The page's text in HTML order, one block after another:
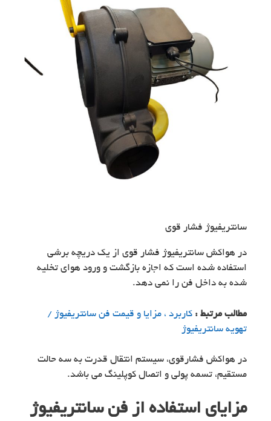
سانتریفیوژ فشار قوی
در هواکش سانتریفیوژ فشار قوی از یک دریچه برشی
استفاده شده است که اجازه بازگشت و ورود هوای تخلیه
شده به داخل فن را نمی دهد.
مطالب مرتبط : کاربرد ، مزایا و قیمت فن سانتریفیوژ /
تهویه سانتریفیوژ
در هواکش فشارقوی، سیستم انتقال قدرت به سه حالت
مستقیم، تسمه پولی و اتصال کوپلینگ می باشد.
مزایای استفاده از فن سانتریفیوژ